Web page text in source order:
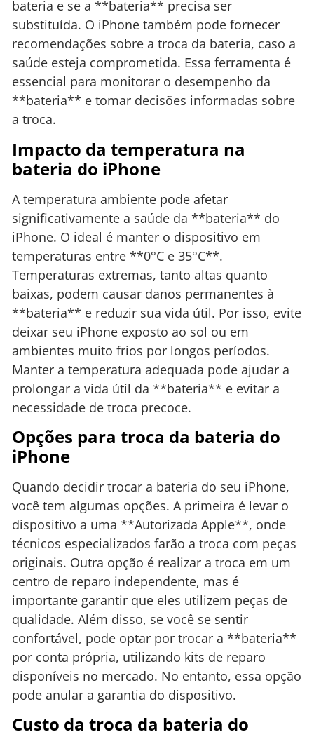
bateria e se a **bateria** precisa ser
substituída. O iPhone também pode fornecer
recomendações sobre a troca da bateria, caso a
saúde esteja comprometida. Essa ferramenta é
essencial para monitorar o desempenho da
**bateria** e tomar decisões informadas sobre
a troca.
Impacto da temperatura na
bateria do iPhone
A temperatura ambiente pode afetar
significativamente a saúde da **bateria** do
iPhone. O ideal é manter o dispositivo em
temperaturas entre **0°C e 35°C**.
Temperaturas extremas, tanto altas quanto
baixas, podem causar danos permanentes à
**bateria** e reduzir sua vida útil. Por isso, evite
deixar seu iPhone exposto ao sol ou em
ambientes muito frios por longos períodos.
Manter a temperatura adequada pode ajudar a
prolongar a vida útil da **bateria** e evitar a
necessidade de troca precoce.
Opções para troca da bateria do
iPhone
Quando decidir trocar a bateria do seu iPhone,
você tem algumas opções. A primeira é levar o
dispositivo a uma **Autorizada Apple**, onde
técnicos especializados farão a troca com peças
originais. Outra opção é realizar a troca em um
centro de reparo independente, mas é
importante garantir que eles utilizem peças de
qualidade. Além disso, se você se sentir
confortável, pode optar por trocar a **bateria**
por conta própria, utilizando kits de reparo
disponíveis no mercado. No entanto, essa opção
pode anular a garantia do dispositivo.
Custo da troca da bateria do